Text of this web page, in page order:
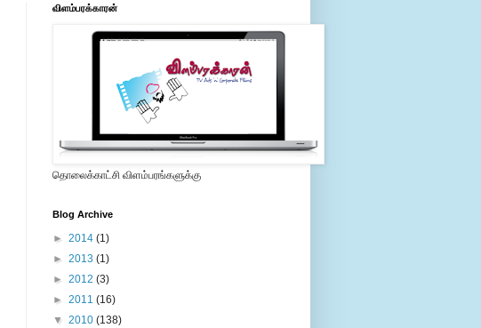
விளம்பரக்காரன்
தொலைக்காட்சி விளம்பரங்களுக்கு
Blog Archive
► 2014 (1)
► 2013 (1)
► 2012 (3)
► 2011 (16)
▼ 2010 (138)